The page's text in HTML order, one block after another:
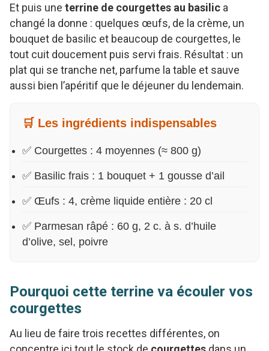
Et puis une terrine de courgettes au basilic a
changé la donne : quelques œufs, de la crème, un
bouquet de basilic et beaucoup de courgettes, le
tout cuit doucement puis servi frais. Résultat : un
plat qui se tranche net, parfume la table et sauve
aussi bien l’apéritif que le déjeuner du lendemain.
🛒 Les ingrédients indispensables
✅ Courgettes : 4 moyennes (≈ 800 g)
✅ Basilic frais : 1 bouquet + 1 gousse d’ail
✅ Œufs : 4, crème liquide entière : 20 cl
✅ Parmesan râpé : 60 g, 2 c. à s. d’huile
d’olive, sel, poivre
Pourquoi cette terrine va écouler vos
courgettes
Au lieu de faire trois recettes différentes, on